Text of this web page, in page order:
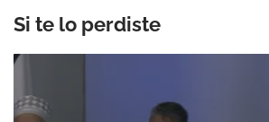
Si te lo perdiste